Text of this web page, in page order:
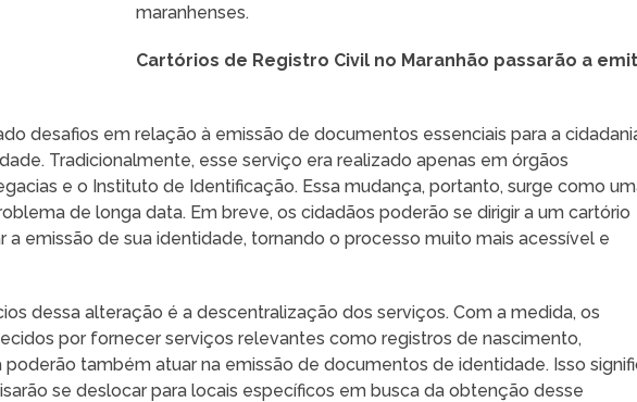
maranhenses.
Cartórios de Registro Civil no Maranhão passarão a
desafios em relação à emissão de documentos essenciais para a
Tradicionalmente, esse serviço era realizado apenas em órgãos
e o Instituto de Identificação. Essa mudança, portanto, surge como
de longa data. Em breve, os cidadãos poderão se dirigir a um cartório
a emissão de sua identidade, tornando o processo muito mais acessível e
dessa alteração é a descentralização dos serviços. Com a medida, os
por fornecer serviços relevantes como registros de nascimento,
também atuar na emissão de documentos de identidade. Isso
se deslocar para locais específicos em busca da obtenção desse